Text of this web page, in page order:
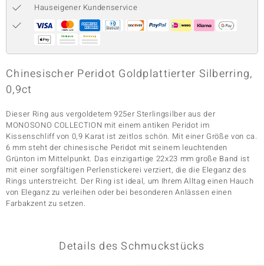
Classics
Hauseigener Kundenservice
Chinesischer Peridot Goldplattierter Silberring,
0,9ct
Dieser Ring aus vergoldetem 925er Sterlingsilber aus der
MONOSONO COLLECTION mit einem antiken Peridot im
Kissenschliff von 0,9 Karat ist zeitlos schön. Mit einer Größe von ca.
6 mm steht der chinesische Peridot mit seinem leuchtenden
Grünton im Mittelpunkt. Das einzigartige 22x23 mm große Band ist
mit einer sorgfältigen Perlenstickerei verziert, die die Eleganz des
Rings unterstreicht. Der Ring ist ideal, um Ihrem Alltag einen Hauch
von Eleganz zu verleihen oder bei besonderen Anlässen einen
Farbakzent zu setzen.
Details des Schmuckstücks